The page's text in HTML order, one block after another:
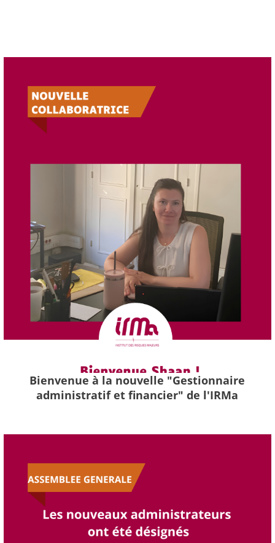
Bienvenue à la nouvelle "Gestionnaire
administratif et financier" de l'IRMa